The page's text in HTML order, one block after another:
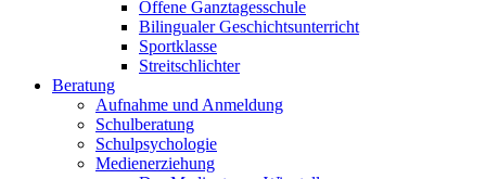
Offene Ganztagesschule
Bilingualer Geschichtsunterricht
Sportklasse
Streitschlichter
Beratung
Aufnahme und Anmeldung
Schulberatung
Schulpsychologie
Medienerziehung